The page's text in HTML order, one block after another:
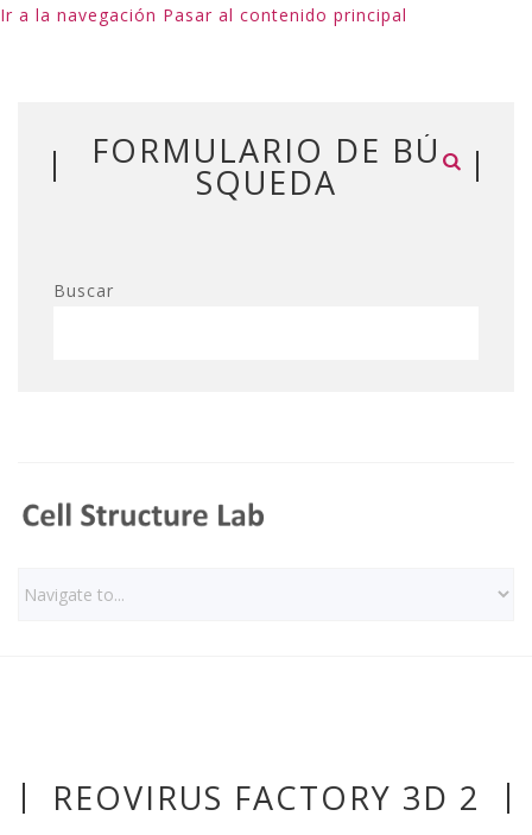
Ir a la navegación Pasar al contenido principal
FORMULARIO DE BÚ
SQUEDA
Buscar
REOVIRUS FACTORY 3D 2